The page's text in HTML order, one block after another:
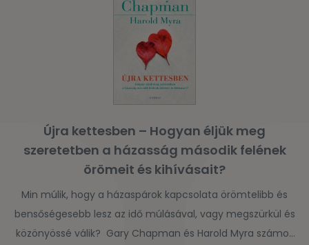
Újra kettesben – Hogyan éljük meg
szeretetben a házasság második felének
örömeit és kihívásait?
Min múlik, hogy a házaspárok kapcsolata örömtelibb és
bensőségesebb lesz az idő múlásával, vagy megszürkül és
közönyössé válik? Gary Chapman és Harold Myra számos